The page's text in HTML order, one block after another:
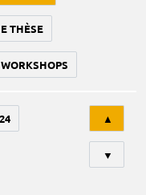
THÈSE
▲
▼